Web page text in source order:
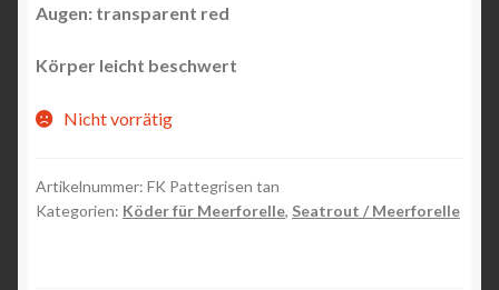
Augen: transparent red
Körper leicht beschwert
Nicht vorrätig
Artikelnummer: FK Pattegrisen tan
Kategorien: Köder für Meerforelle, Seatrout / Meerforelle